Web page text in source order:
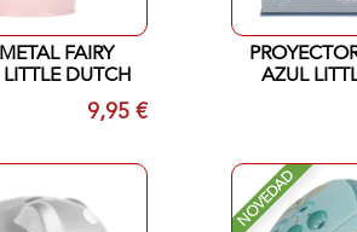
FAIRY
DUTCH
9,95 €
AZUL
NOVEDAD